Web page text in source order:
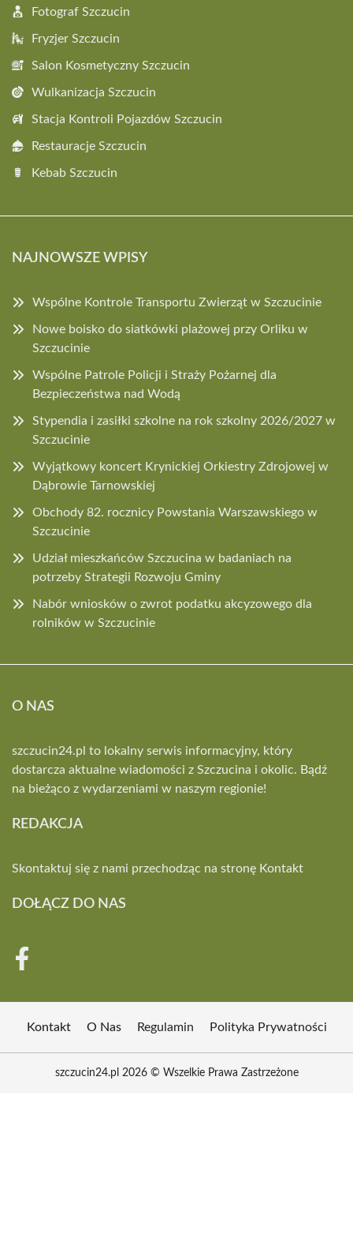
Fotograf Szczucin
Fryzjer Szczucin
Salon Kosmetyczny Szczucin
Wulkanizacja Szczucin
Stacja Kontroli Pojazdów Szczucin
Restauracje Szczucin
Kebab Szczucin
NAJNOWSZE WPISY
Wspólne Kontrole Transportu Zwierząt w Szczucinie
Nowe boisko do siatkówki plażowej przy Orliku w
Szczucinie
Wspólne Patrole Policji i Straży Pożarnej dla
Bezpieczeństwa nad Wodą
Stypendia i zasiłki szkolne na rok szkolny 2026/2027 w
Szczucinie
Wyjątkowy koncert Krynickiej Orkiestry Zdrojowej w
Dąbrowie Tarnowskiej
Obchody 82. rocznicy Powstania Warszawskiego w
Szczucinie
Udział mieszkańców Szczucina w badaniach na
potrzeby Strategii Rozwoju Gminy
Nabór wniosków o zwrot podatku akcyzowego dla
rolników w Szczucinie
O NAS
szczucin24.pl to lokalny serwis informacyjny, który
dostarcza aktualne wiadomości z Szczucina i okolic. Bądź
na bieżąco z wydarzeniami w naszym regionie!
REDAKCJA
Skontaktuj się z nami przechodząc na stronę Kontakt
DOŁĄCZ DO NAS
Kontakt O Nas Regulamin Polityka Prywatności
szczucin24.pl 2026 © Wszelkie Prawa Zastrzeżone